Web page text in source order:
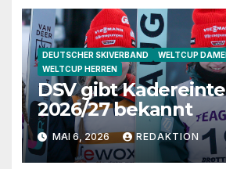
DEUTSCHER SKIVERBAND
WELTCUP
WELTCUP HERREN
DSV gibt
2026/27 bekannt
MAI 6, 2026 REDAKTION